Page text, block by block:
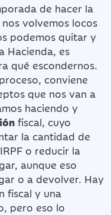
de hacer la
volvemos locos
podemos quitar y
Hacienda, es
qué escondernos.
conviene
que nos van a
haciendo y
fiscal, cuyo
la cantidad de
o reducir la
aunque eso
o a devolver. Hay
fiscal y una
pero eso lo